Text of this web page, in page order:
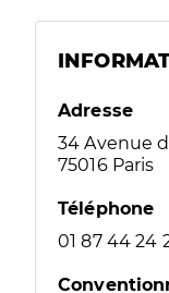
Adresse
34 Avenue
75016 Paris
Téléphone
01 87 44 24